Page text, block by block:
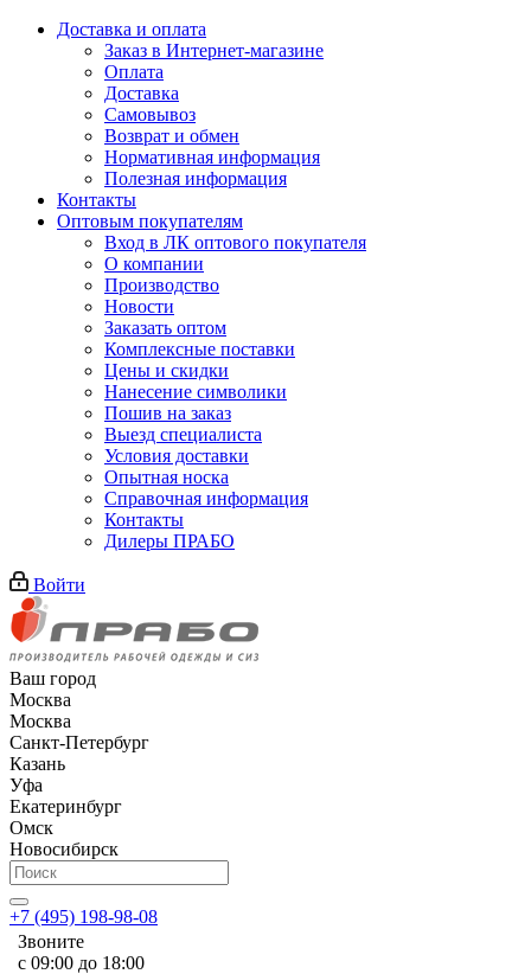
Доставка и оплата
Заказ в Интернет-магазине
Оплата
Доставка
Самовывоз
Возврат и обмен
Нормативная информация
Полезная информация
Контакты
Оптовым покупателям
Вход в ЛК оптового покупателя
О компании
Производство
Новости
Заказать оптом
Комплексные поставки
Цены и скидки
Нанесение символики
Пошив на заказ
Выезд специалиста
Условия доставки
Опытная носка
Справочная информация
Контакты
Дилеры ПРАБО
Войти
Ваш город
Москва
Москва
Санкт-Петербург
Казань
Уфа
Екатеринбург
Омск
Новосибирск
+7 (495) 198-98-08
Звоните
с 09:00 до 18:00